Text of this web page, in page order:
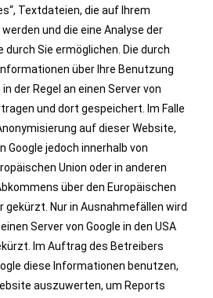
Textdateien, die auf Ihrem
und die eine Analyse der
durch Sie ermöglichen. Die durch
über Ihre Benutzung
der Regel an einen Server von
und dort gespeichert. Im Falle
auf dieser Website,
Google jedoch innerhalb von
Union oder in anderen
über den Europäischen
Nur in Ausnahmefällen wird
Server von Google in den USA
Im Auftrag des Betreibers
diese Informationen benutzen,
auszuwerten, um Reports